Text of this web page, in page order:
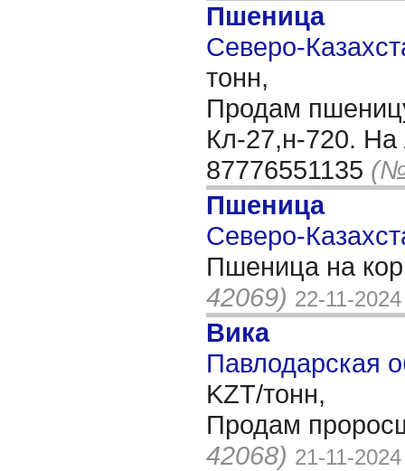
Пшеница
Северо-
тонн,
Продам
Кл-27,н-720.
87776551135
Пшеница
Северо-
Пшеница на
42069) 22-11-2024
Вика
Павлодарская
KZT/тонн,
Продам
42068) 21-11-2024